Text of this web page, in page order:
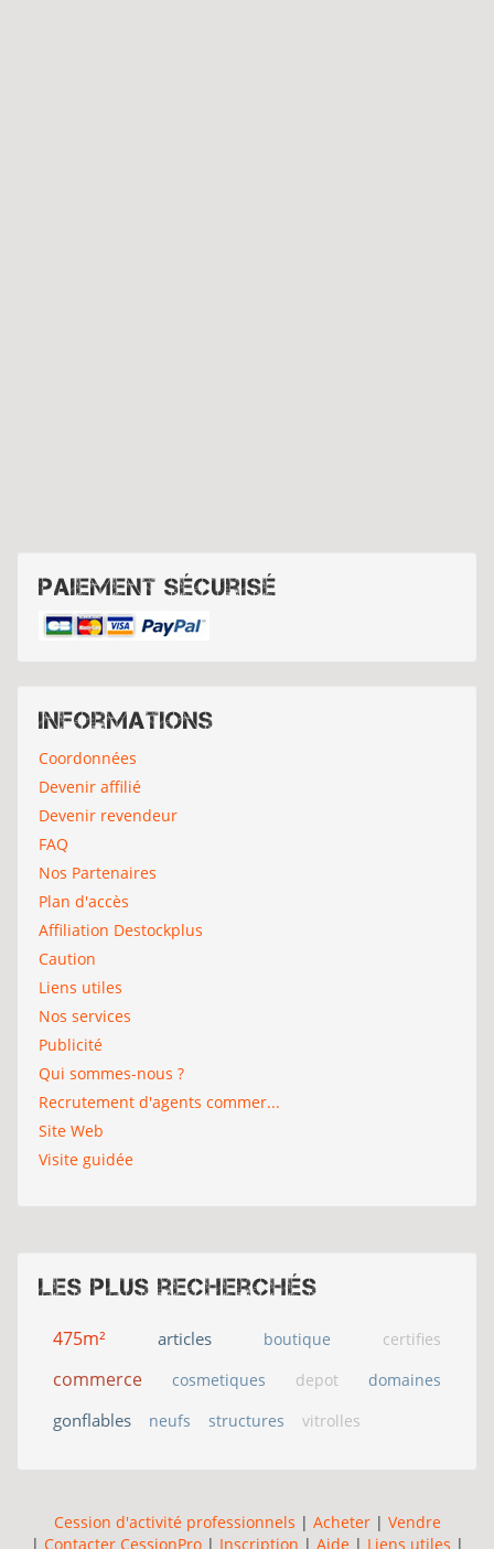
Paiement sécurisé
Informations
Coordonnées
Devenir affilié
Devenir revendeur
FAQ
Nos Partenaires
Plan d'accès
Affiliation Destockplus
Caution
Liens utiles
Nos services
Publicité
Qui sommes-nous ?
Recrutement d'agents commer...
Site Web
Visite guidée
Les plus recherchés
475m² articles boutique certifies
commerce cosmetiques depot domaines
gonflables neufs structures vitrolles
Cession d'activité professionnels | Acheter| Vendre
| Contacter CessionPro| Inscription | Aide| Liens utiles |